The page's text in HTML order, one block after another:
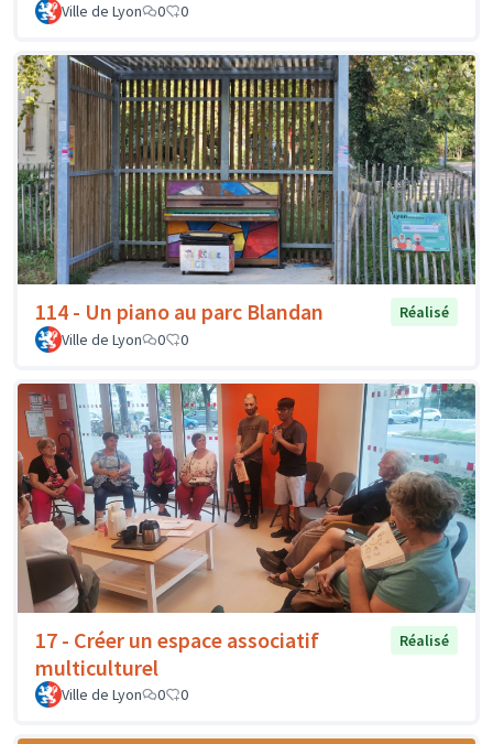
Ville de Lyon 0 0
114 - Un piano au parc Blandan
Réalisé
Ville de Lyon
0 0
17 - Créer un espace associatif
multiculturel
Réalisé
Ville de Lyon 0 0